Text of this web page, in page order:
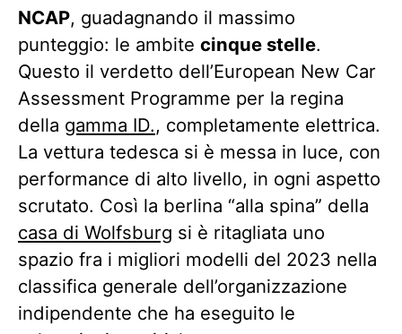
NCAP, guadagnando il massimo
punteggio: le ambite cinque stelle.
Questo il verdetto dell’European New Car
Assessment Programme per la regina
della gamma ID., completamente elettrica.
La vettura tedesca si è messa in luce, con
performance di alto livello, in ogni aspetto
scrutato. Così la berlina “alla spina” della
casa di Wolfsburg si è ritagliata uno
spazio fra i migliori modelli del 2023 nella
classifica generale dell’organizzazione
indipendente che ha eseguito le